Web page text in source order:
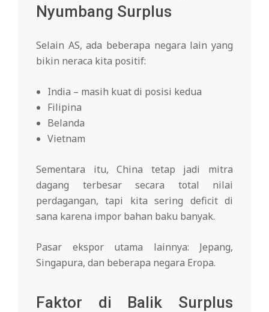
Nyumbang Surplus
Selain AS, ada beberapa negara lain yang
bikin neraca kita positif:
India – masih kuat di posisi kedua
Filipina
Belanda
Vietnam
Sementara itu, China tetap jadi mitra
dagang terbesar secara total nilai
perdagangan, tapi kita sering deficit di
sana karena impor bahan baku banyak.
Pasar ekspor utama lainnya: Jepang,
Singapura, dan beberapa negara Eropa.
Faktor di Balik Surplus